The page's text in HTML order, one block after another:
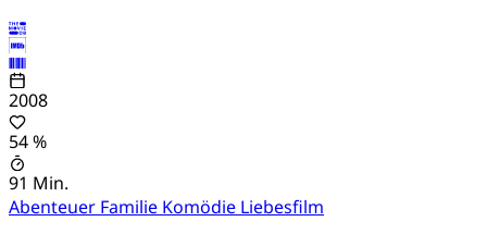
2008
54 %
91 Min.
Abenteuer Familie Komödie Liebesfilm